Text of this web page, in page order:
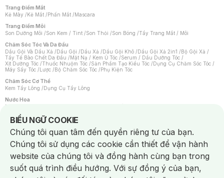
Trang Điểm Mắt
Kẻ Mày /Kẻ Mắt /Phấn Mắt /Mascara
Trang Điểm Môi
Son Dưỡng Môi /Son Kem / Tint /Son Thỏi /Son Bóng /Tẩy Trang Mắt / Môi
Chăm Sóc Tóc Và Da Đầu
Dầu Gội Và Dầu Xả /Dầu Gội /Dầu Xả /Dầu Gội Khô /Dầu Gội Xả 2in1 /Bộ Gội Xả /
Tẩy Tế Bào Chết Da Đầu /Mặt Nạ / Kem Ủ Tóc /Serum / Dầu Dưỡng Tóc /
Xịt Dưỡng Tóc /Thuốc Nhuộm Tóc /Sản Phẩm Tạo Kiểu Tóc /Dụng Cụ Chăm Sóc Tóc /
Máy Sấy Tóc /Lược /Bộ Chăm Sóc Tóc /Phụ Kiện Tóc
Chăm Sóc Cơ Thể
Kem Tẩy Lông /Dụng Cụ Tẩy Lông
Nước Hoa
Nước Hoa Nữ
Chăm Sóc Cá Nhân
Chống Muỗi /Khẩu Trang /Máy Massage/Mặt Nạ Xông Hơi /Nước Rửa Tay/
Sản Phẩm Chăm Sóc Khác /Bàn Chải Đánh Răng /Bàn Chải Điện/
Hỗ Trợ Trắng Răng/Kem Đánh Răng /Máy Tăm Nước/ Nước Súc Miệng/
Tăm / Chỉ Nha Khoa/ Xịt Thơm Miệng / Dung Dịch Vệ Sinh/Dưỡng Vùng Kín/
Khăn Ướt Vệ Sinh Vùng Kín/Băng Vệ Sinh/Tampon/Bọt Cạo Râu /Dao Cạo Râu/
Máy Cạo Râu
Vấn Đề Về Da
BIỂU NGỮ COOKIE
Notice about cookies usage
Chúng tôi quan tâm đến quyền riêng tư của bạn.
Chúng tôi sử dụng các cookie cần thiết để vận hành
website của chúng tôi và đồng hành cùng bạn trong
suốt quá trình điều hướng. Với sự đồng ý của bạn,